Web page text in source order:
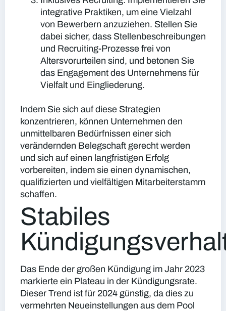
integrative Praktiken, um eine Vielzahl
von Bewerbern anzuziehen. Stellen Sie
dabei sicher, dass Stellenbeschreibungen
und Recruiting-Prozesse frei von
Altersvorurteilen sind, und betonen Sie
das Engagement des Unternehmens für
Vielfalt und Eingliederung.
Indem Sie sich auf diese Strategien
konzentrieren, können Unternehmen den
unmittelbaren Bedürfnissen einer sich
verändernden Belegschaft gerecht werden
und sich auf einen langfristigen Erfolg
vorbereiten, indem sie einen dynamischen,
qualifizierten und vielfältigen Mitarbeiterstamm
schaffen.
Stabiles
Das Ende der großen Kündigung im Jahr 2023
markierte ein Plateau in der Kündigungsrate.
Dieser Trend ist für 2024 günstig, da dies zu
vermehrten Neueinstellungen aus dem Pool